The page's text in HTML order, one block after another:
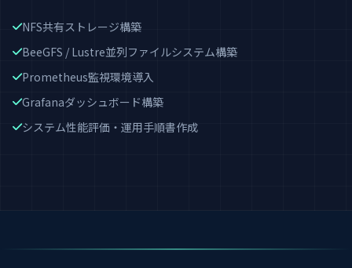
NFS共有ストレージ構築
BeeGFS / Lustre並列ファイルシステム構築
Prometheus監視環境導入
Grafanaダッシュボード構築
システム性能評価・運用手順書作成